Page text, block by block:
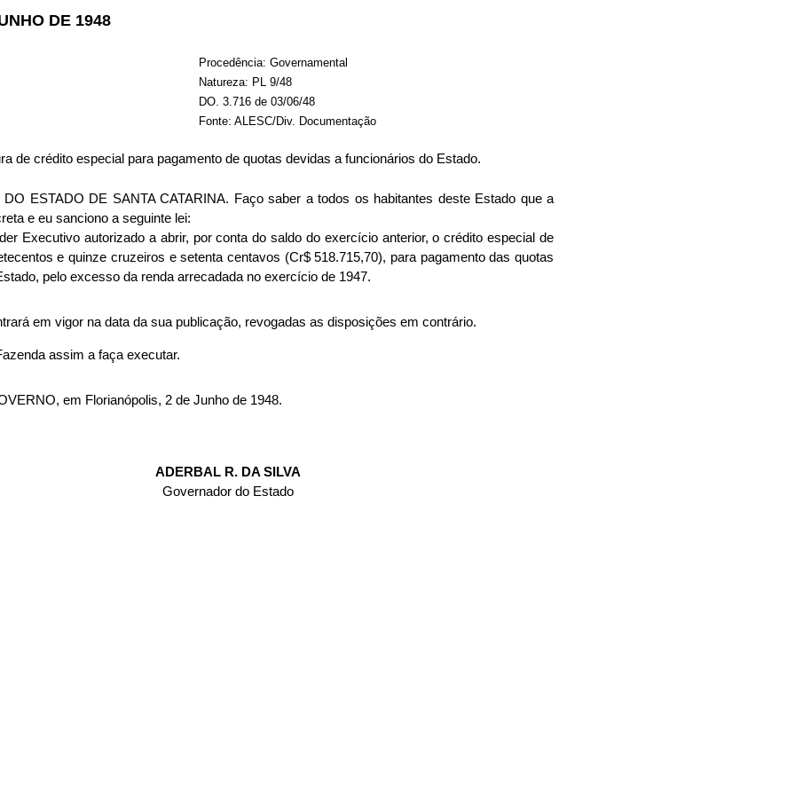
DE 1948
Procedência: Governamental
Natureza: PL 9/48
DO. 3.716 de 03/06/48
Fonte: ALESC/Div. Documentação
de crédito especial para pagamento de quotas devidas a funcionários do Estado.
ESTADO DE SANTA CATARINA. Faço saber a todos os habitantes deste Estado que a
e eu sanciono a seguinte lei:
Executivo autorizado a abrir, por conta do saldo do exercício anterior, o crédito especial de
e quinze cruzeiros e setenta centavos (Cr$ 518.715,70), para pagamento das quotas
pelo excesso da renda arrecadada no exercício de 1947.
em vigor na data da sua publicação, revogadas as disposições em contrário.
assim a faça executar.
em Florianópolis, 2 de Junho de 1948.
ADERBAL R. DA SILVA
Governador do Estado